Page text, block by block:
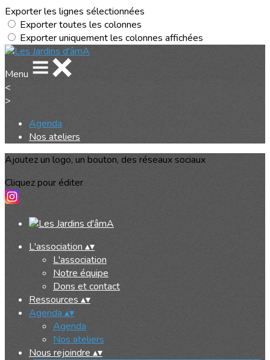
Exporter les lignes sélectionnées
Exporter toutes les colonnes
Exporter uniquement les colonnes affichées
Menu
<
>
Agenda
Nos ateliers
Ajoutez un logo, un bouton, des réseaux sociaux
Cliquez pour éditer
L'association▴▾
L'association
Notre équipe
Dons et contact
Ressources ▴▾
Agenda ▴▾
Agenda
Nos ateliers
Nous rejoindre ▴▾